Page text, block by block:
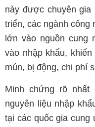
này được chuyên gia
triển, các ngành công
lớn vào nguồn cung
vào nhập khẩu,
mún, bị động, chi phí
Minh chứng rõ nhất
nguyên liệu nhập
tại các quốc gia cung